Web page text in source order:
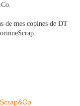
de mes copines de DT